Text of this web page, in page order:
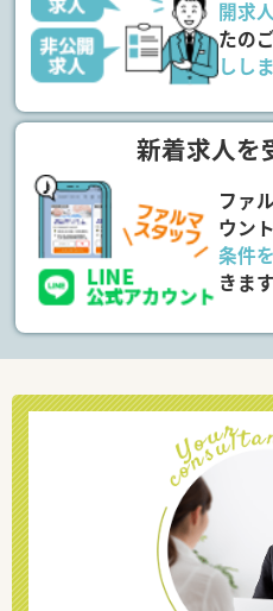
開求人
たの
しし
新着求人を
ファ
ウン
条件
きま